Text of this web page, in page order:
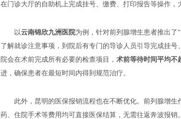
在门诊大厅的自助机上完成挂号、缴费、打印报告等操作，
以云南锦欣九洲医院为例，针对前列腺增生患者推出了
了解就诊注意事项，到院后有专门的导诊人员引导完成挂
院会在术前完成所有必要的检查项目， 术前等待时间平均不
进，确保患者在最短时间内得到规范治疗。
此外，昆明的医保报销流程也在不断优化。前列腺增
药、住院手术等费用均可直接医保结算，无需往返奔波报